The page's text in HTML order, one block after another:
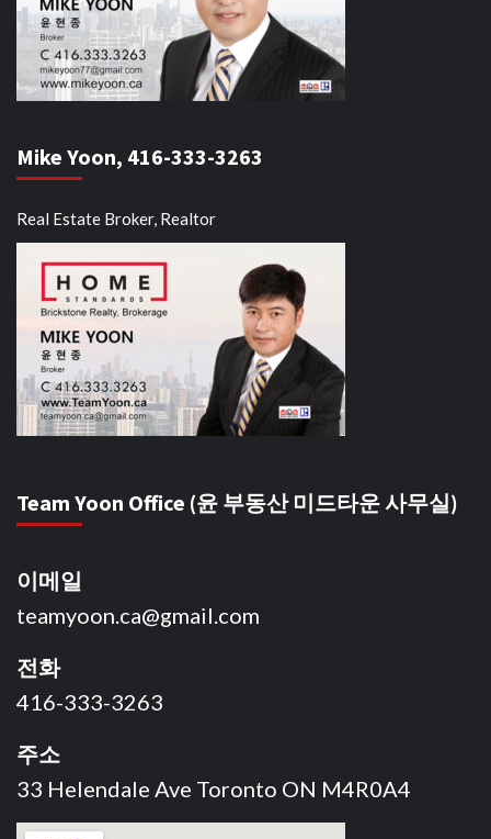
Mike Yoon, 416-333-3263
Real Estate Broker, Realtor
Team Yoon Office (윤 부동산 미드타운 사무실)
이메일
teamyoon.ca@gmail.com
전화
416-333-3263
주소
33 Helendale Ave Toronto ON M4R0A4